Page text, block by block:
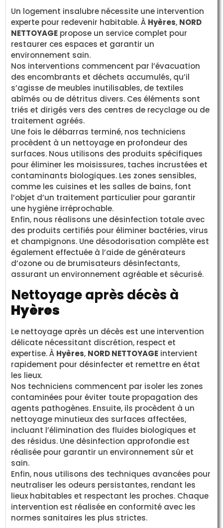
Un logement insalubre nécessite une intervention
experte pour redevenir habitable. À Hyères, NORD
NETTOYAGE propose un service complet pour
restaurer ces espaces et garantir un
environnement sain.
Nos interventions commencent par l’évacuation
des encombrants et déchets accumulés, qu’il
s’agisse de meubles inutilisables, de textiles
abîmés ou de détritus divers. Ces éléments sont
triés et dirigés vers des centres de recyclage ou de
traitement agréés.
Une fois le débarras terminé, nos techniciens
procèdent à un nettoyage en profondeur des
surfaces. Nous utilisons des produits spécifiques
pour éliminer les moisissures, taches incrustées et
contaminants biologiques. Les zones sensibles,
comme les cuisines et les salles de bains, font
l’objet d’un traitement particulier pour garantir
une hygiène irréprochable.
Enfin, nous réalisons une désinfection totale avec
des produits certifiés pour éliminer bactéries, virus
et champignons. Une désodorisation complète est
également effectuée à l’aide de générateurs
d’ozone ou de brumisateurs désinfectants,
assurant un environnement agréable et sécurisé.
Nettoyage après décès à
Hyères
Le nettoyage après un décès est une intervention
délicate nécessitant discrétion, respect et
expertise. À Hyères, NORD NETTOYAGE intervient
rapidement pour désinfecter et remettre en état
les lieux.
Nos techniciens commencent par isoler les zones
contaminées pour éviter toute propagation des
agents pathogènes. Ensuite, ils procèdent à un
nettoyage minutieux des surfaces affectées,
incluant l’élimination des fluides biologiques et
des résidus. Une désinfection approfondie est
réalisée pour garantir un environnement sûr et
sain.
Enfin, nous utilisons des techniques avancées pour
neutraliser les odeurs persistantes, rendant les
lieux habitables et respectant les proches. Chaque
intervention est réalisée en conformité avec les
normes sanitaires les plus strictes.